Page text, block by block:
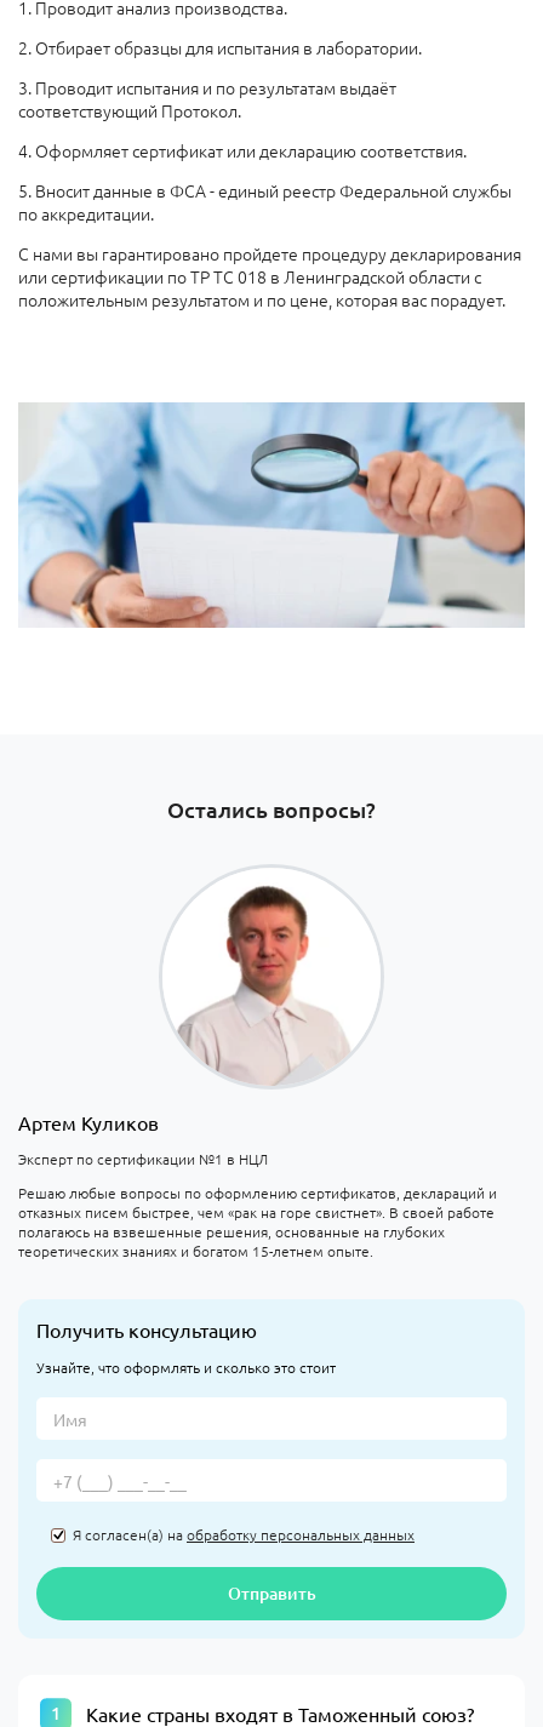
1. Проводит анализ производства.
2. Отбирает образцы для испытания в лаборатории.
3. Проводит испытания и по результатам выдаёт
соответствующий Протокол.
4. Оформляет сертификат или декларацию соответствия.
5. Вносит данные в ФСА - единый реестр Федеральной службы
по аккредитации.
С нами вы гарантировано пройдете процедуру декларирования
или сертификации по ТР ТС 018 в Ленинградской области с
положительным результатом и по цене, которая вас порадует.
Остались вопросы?
Артем Куликов
Эксперт по сертификации №1 в НЦЛ
Решаю любые вопросы по оформлению сертификатов, деклараций и
отказных писем быстрее, чем «рак на горе свистнет». В своей работе
полагаюсь на взвешенные решения, основанные на глубоких
теоретических знаниях и богатом 15-летнем опыте.
Получить консультацию
Узнайте, что оформлять и сколько это стоит
Я согласен(а) наобработку персональных данных
Отправить
Какие страны входят в Таможенный союз?